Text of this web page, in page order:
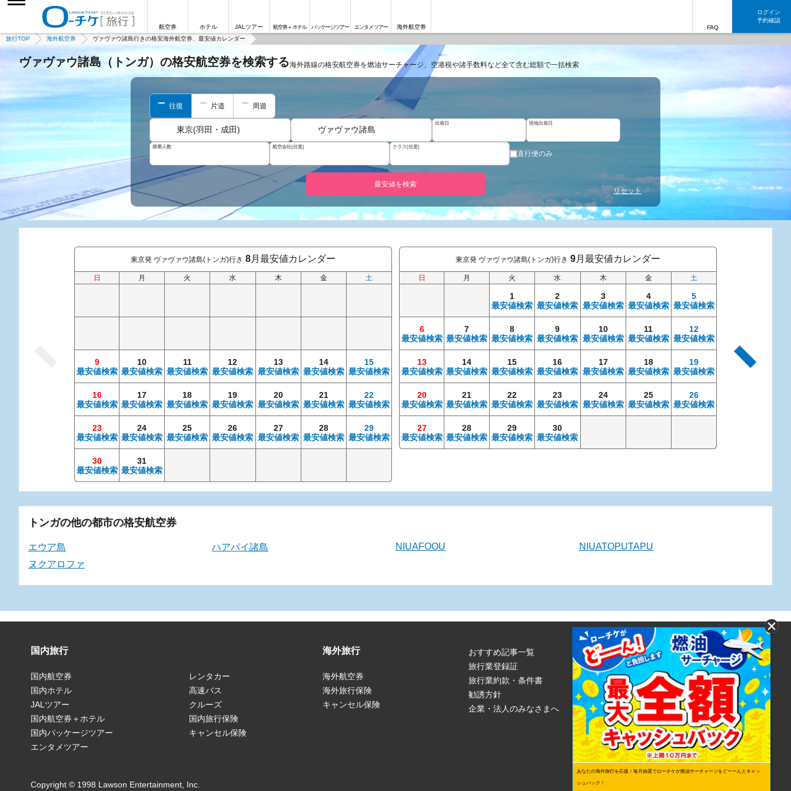
航空券 ホテル JALツアー 航空券＋ホテル パッケージツアー エンタメツアー 海外航空券 FAQ
ログイン
予約確認
旅行TOP 海外航空券 ヴァヴァウ諸島行きの格安海外航空券、最安値カレンダー
ヴァヴァウ諸島（トンガ）の格安航空券を検索する海外路線の格安航空券を燃油サーチャージ、空港税や諸手数料など全て含む総額で一括検索
往復 片道 周遊
東京(羽田・成田) ヴァヴァウ諸島
出発日 現地出発日
搭乗人数 航空会社(任意) クラス(任意)
直行便のみ
最安値を検索
リセット
東京発 ヴァヴァウ諸島(トンガ)行き 8月最安値カレンダー
日 月 火 水 木 金 土
9
最安値検索
10
最安値検索
11
最安値検索
12
最安値検索
13
最安値検索
14
最安値検索
15
最安値検索
16
最安値検索
17
最安値検索
18
最安値検索
19
最安値検索
20
最安値検索
21
最安値検索
22
最安値検索
23
最安値検索
24
最安値検索
25
最安値検索
26
最安値検索
27
最安値検索
28
最安値検索
29
最安値検索
30
最安値検索
31
最安値検索
東京発 ヴァヴァウ諸島(トンガ)行き 9月最安値カレンダー
日 月 火 水 木 金 土
1
最安値検索
2
最安値検索
3
最安値検索
4
最安値検索
5
最安値検索
6
最安値検索
7
最安値検索
8
最安値検索
9
最安値検索
10
最安値検索
11
最安値検索
12
最安値検索
13
最安値検索
14
最安値検索
15
最安値検索
16
最安値検索
17
最安値検索
18
最安値検索
19
最安値検索
20
最安値検索
21
最安値検索
22
最安値検索
23
最安値検索
24
最安値検索
25
最安値検索
26
最安値検索
27
最安値検索
28
最安値検索
29
最安値検索
30
最安値検索
11
最安値検索
トンガの他の都市の格安航空券
エウア島 ハアパイ諸島 NIUAFOOU
NIUATOPUTAPU
ヌクアロファ
国内旅行
国内航空券
国内ホテル
JALツアー
国内航空券＋ホテル
国内パッケージツアー
エンタメツアー
レンタカー
高速バス
クルーズ
国内旅行保険
キャンセル保険
海外旅行
海外航空券
海外旅行保険
キャンセル保険
おすすめ記事一覧
旅行業登録証
旅行業約款・条件書
勧誘方針
企業・法人のみなさまへ
株式会社ローソンエンタテインメント
利用規約
ローソンWEB会員規約
個人情報の取り扱いについて
個人情報保護方針
Copyright © 1998 Lawson Entertainment, Inc.
あなたの海外旅行を応援！毎月抽選でローチケが燃油サーチャージをどーーんとキャッ
シュバック！